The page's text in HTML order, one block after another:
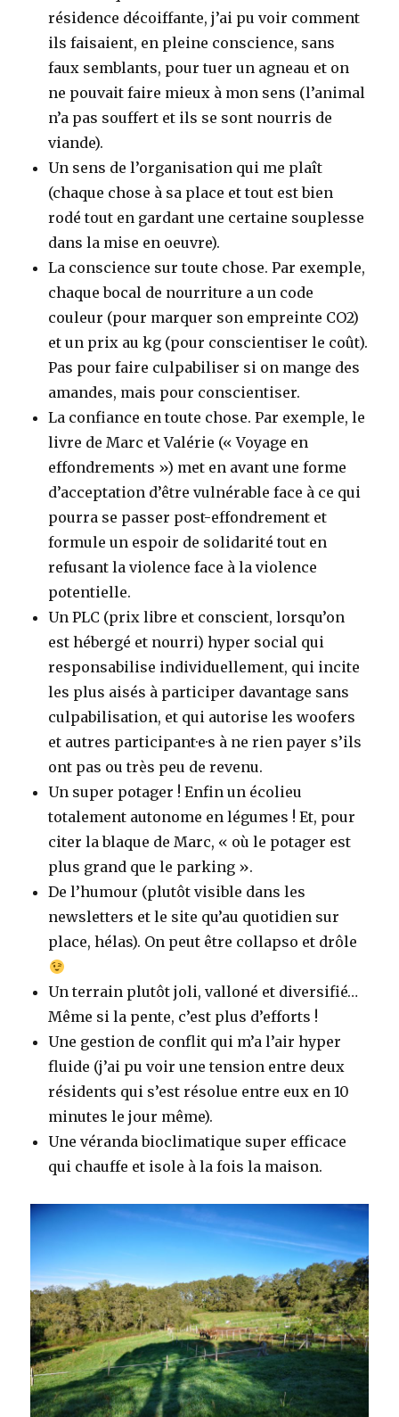
résidence décoiffante, j’ai pu voir comment
ils faisaient, en pleine conscience, sans
faux semblants, pour tuer un agneau et on
ne pouvait faire mieux à mon sens (l’animal
n’a pas souffert et ils se sont nourris de
viande).
Un sens de l’organisation qui me plaît
(chaque chose à sa place et tout est bien
rodé tout en gardant une certaine souplesse
dans la mise en oeuvre).
La conscience sur toute chose. Par exemple,
chaque bocal de nourriture a un code
couleur (pour marquer son empreinte CO2)
et un prix au kg (pour conscientiser le coût).
Pas pour faire culpabiliser si on mange des
amandes, mais pour conscientiser.
La confiance en toute chose. Par exemple, le
livre de Marc et Valérie (« Voyage en
effondrements ») met en avant une forme
d’acceptation d’être vulnérable face à ce qui
pourra se passer post-effondrement et
formule un espoir de solidarité tout en
refusant la violence face à la violence
potentielle.
Un PLC (prix libre et conscient, lorsqu’on
est hébergé et nourri) hyper social qui
responsabilise individuellement, qui incite
les plus aisés à participer davantage sans
culpabilisation, et qui autorise les woofers
et autres participant·e·s à ne rien payer s’ils
ont pas ou très peu de revenu.
Un super potager ! Enfin un écolieu
totalement autonome en légumes ! Et, pour
citer la blaque de Marc, « où le potager est
plus grand que le parking ».
De l’humour (plutôt visible dans les
newsletters et le site qu’au quotidien sur
place, hélas). On peut être collapso et drôle
Un terrain plutôt joli, valloné et diversifié…
Même si la pente, c’est plus d’efforts !
Une gestion de conflit qui m’a l’air hyper
fluide (j’ai pu voir une tension entre deux
résidents qui s’est résolue entre eux en 10
minutes le jour même).
Une véranda bioclimatique super efficace
qui chauffe et isole à la fois la maison.